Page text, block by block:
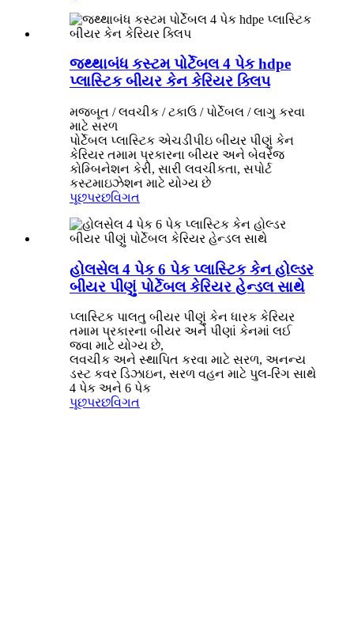
જથ્થાબંધ કસ્ટમ પોર્ટેબલ 4 પેક hdpe
પ્લાસ્ટિક બીયર કેન કેરિયર ક્લિપ
મજબૂત / લવચીક / ટકાઉ / પોર્ટેબલ / લાગુ કરવા
માટે સરળ
પોર્ટેબલ પ્લાસ્ટિક એચડીપીઇ બીયર પીણું કેન
કેરિયર તમામ પ્રકારના બીયર અને બેવરેજ
કોમ્બિનેશન કેરી, સારી લવચીકતા, સપોર્ટ
કસ્ટમાઇઝેશન માટે યોગ્ય છે
પૂછપરછવિગત
હોલસેલ 4 પેક 6 પેક પ્લાસ્ટિક કેન હોલ્ડર
બીયર પીણું પોર્ટેબલ કેરિયર હેન્ડલ સાથે
પ્લાસ્ટિક પાલતુ બીયર પીણું કેન ધારક કેરિયર
તમામ પ્રકારના બીયર અને પીણાં કેનમાં લઈ
જવા માટે યોગ્ય છે,
લવચીક અને સ્થાપિત કરવા માટે સરળ, અનન્ય
ડસ્ટ કવર ડિઝાઇન, સરળ વહન માટે પુલ-રિંગ સાથે
4 પેક અને 6 પેક
પૂછપરછવિગત